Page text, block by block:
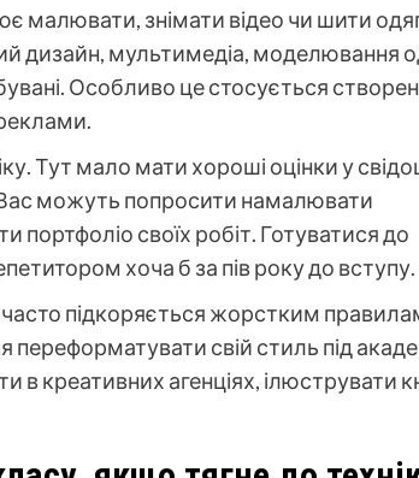
малювати, знімати відео чи шити
дизайн, мультимедіа, моделювання
Особливо це стосується
Тут мало мати хороші оцінки у
можуть попросити намалювати
своїх робіт. Готуватися до
хоча б за пів року до вступу.
підкоряється жорстким
свій стиль під
креативних агенціях, ілюструвати